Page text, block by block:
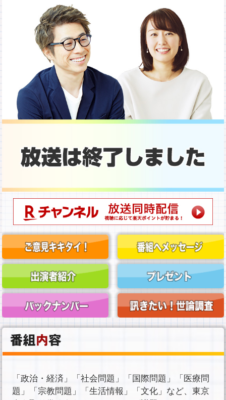
「政治・経済」「社会問題」「国際問題」「医療問
題」「宗教問題」「生活情報」「文化」など、東京